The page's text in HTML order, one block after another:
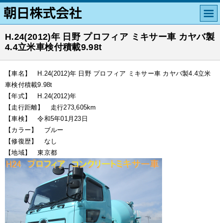
H.24(2012)年 日野 プロフィア ミキサー車 カヤバ製
4.4立米車検付積載9.98t
【車名】 H.24(2012)年 日野 プロフィア ミキサー車 カヤバ製4.4立米
車検付積載9.98t
【年式】 H.24(2012)年
【走行距離】 走行273,605km
【車検】 令和5年01月23日
【カラー】 ブルー
【修復歴】 なし
【地域】 東京都